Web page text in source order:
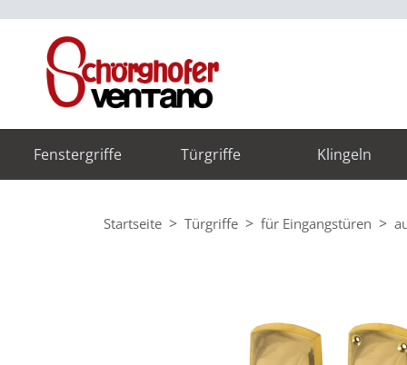
Fenstergriffe Türgriffe Klingeln
Startseite Türgriffe für Eingangstüren